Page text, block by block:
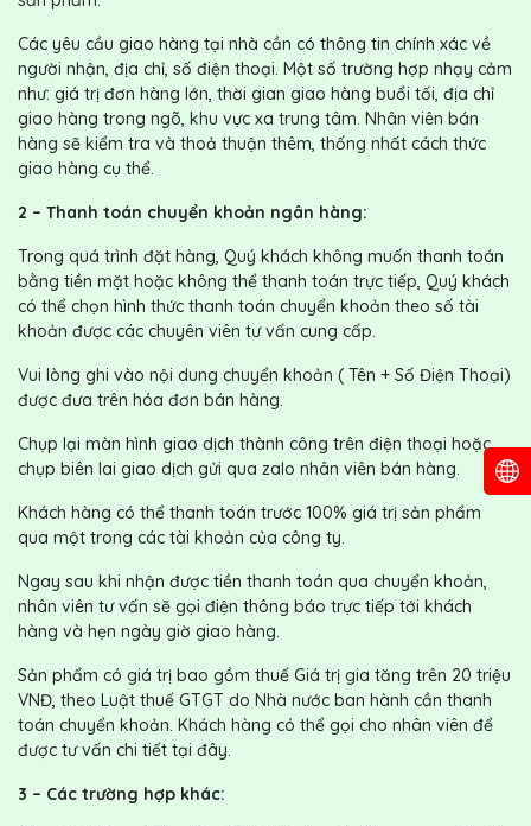
Các yêu cầu giao hàng tại nhà cần có thông tin chính xác về
người nhận, địa chỉ, số điện thoại. Một số trường hợp nhạy cảm
như: giá trị đơn hàng lớn, thời gian giao hàng buổi tối, địa chỉ
giao hàng trong ngõ, khu vực xa trung tâm. Nhân viên bán
hàng sẽ kiểm tra và thoả thuận thêm, thống nhất cách thức
giao hàng cụ thể.
2 – Thanh toán chuyển khoản ngân hàng:
Trong quá trình đặt hàng, Quý khách không muốn thanh toán
bằng tiền mặt hoặc không thể thanh toán trực tiếp, Quý khách
có thể chọn hình thức thanh toán chuyển khoản theo số tài
khoản được các chuyên viên tư vấn cung cấp.
Vui lòng ghi vào nội dung chuyển khoản ( Tên + Số Điện Thoại)
được đưa trên hóa đơn bán hàng.
Chụp lại màn hình giao dịch thành công trên điện thoại hoặc
chụp biên lai giao dịch gửi qua zalo nhân viên bán hàng.
Khách hàng có thể thanh toán trước 100% giá trị sản phẩm
qua một trong các tài khoản của công ty.
Ngay sau khi nhận được tiền thanh toán qua chuyển khoản,
nhân viên tư vấn sẽ gọi điện thông báo trực tiếp tới khách
hàng và hẹn ngày giờ giao hàng.
Sản phẩm có giá trị bao gồm thuế Giá trị gia tăng trên 20 triệu
VNĐ, theo Luật thuế GTGT do Nhà nước ban hành cần thanh
toán chuyển khoản. Khách hàng có thể gọi cho nhân viên để
được tư vấn chi tiết tại đây.
3 – Các trường hợp khác: